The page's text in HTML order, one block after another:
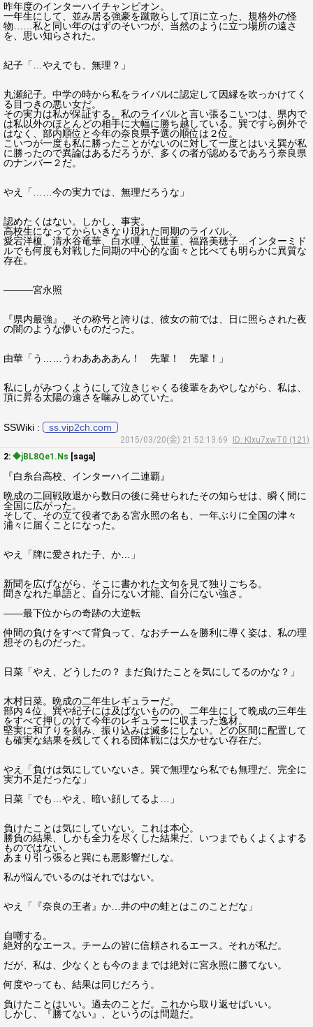
昨年度のインターハイチャンピオン。
一年生にして、並み居る強豪を蹴散らして頂に立った、規格外の怪
物……私と同い年のはずのそいつが、当然のように立つ場所の遠さ
を、思い知らされた。
紀子「…やえでも、無理？」
丸瀬紀子。中学の時から私をライバルに認定して因縁を吹っかけてく
る目つきの悪い女だ。
その実力は私が保証する。私のライバルと言い張るこいつは、県内で
は私以外のほとんどの相手に大幅に勝ち越している。巽ですら例外で
はなく、部内順位と今年の奈良県予選の順位は２位。
こいつが一度も私に勝ったことがないのに対して一度とはいえ巽が私
に勝ったので異論はあるだろうが、多くの者が認めるであろう奈良県
のナンバー２だ。
やえ「……今の実力では、無理だろうな」
認めたくはない。しかし、事実。
高校生になってからいきなり現れた同期のライバル。
愛宕洋榎、清水谷竜華、白水哩、弘世菫、福路美穂子…インターミド
ルでも何度も対戦した同期の中心的な面々と比べても明らかに異質な
存在。
―――宮永照
『県内最強』、その称号と誇りは、彼女の前では、日に照らされた夜
の闇のような儚いものだった。
由華「う……うわああああん！ 先輩！ 先輩！」
私にしがみつくようにして泣きじゃくる後輩をあやしながら、私は、
頂に昇る太陽の遠さを噛みしめていた。
SSWiki : ss.vip2ch.com
2015/03/20(金) 21:52:13.69
ID: KIxu7xwT0 (121)
2: ◆jBL8Qe1.Ns [saga]
『白糸台高校、インターハイ二連覇』
晩成の二回戦敗退から数日の後に発せられたその知らせは、瞬く間に
全国に広がった。
そして、その立て役者である宮永照の名も、一年ぶりに全国の津々
浦々に届くことになった。
やえ「牌に愛された子、か…」
新聞を広げながら、そこに書かれた文句を見て独りごちる。
聞きなれた単語と、自分にない才能、自分にない強さ。
――最下位からの奇跡の大逆転
仲間の負けをすべて背負って、なおチームを勝利に導く姿は、私の理
想そのものだった。
日菜「やえ、どうしたの？ まだ負けたことを気にしてるのかな？」
木村日菜。晩成の二年生レギュラーだ。
部内４位、巽や紀子には及ばないものの、二年生にして晩成の三年生
をすべて押しのけて今年のレギュラーに収まった逸材。
堅実に和了りを刻み、振り込みは滅多にしない。どの区間に配置して
も確実な結果を残してくれる団体戦には欠かせない存在だ。
やえ「負けは気にしていないさ。巽で無理なら私でも無理だ、完全に
実力不足だったな」
日菜「でも…やえ、暗い顔してるよ…」
負けたことは気にしていない。これは本心。
勝負の結果、しかも全力を尽くした結果だ、いつまでもくよくよする
ものではない。
あまり引っ張ると巽にも悪影響だしな。
私が悩んでいるのはそれではない。
やえ「『奈良の王者』か…井の中の蛙とはこのことだな」
自嘲する。
絶対的なエース。チームの皆に信頼されるエース。それが私だ。
だが、私は、少なくとも今のままでは絶対に宮永照に勝てない。
何度やっても、結果は同じだろう。
負けたことはいい。過去のことだ。これから取り返せばいい。
しかし、『勝てない』、というのは問題だ。